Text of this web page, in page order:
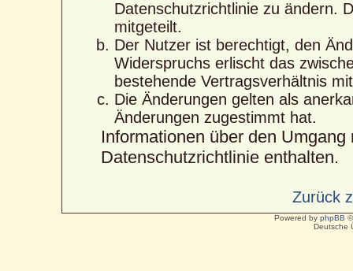
Datenschutzrichtlinie zu ändern.
mitgeteilt.
Der Nutzer ist berechtigt, den
Widerspruchs erlischt das
bestehende Vertragsverhältnis
Die Änderungen gelten als
Änderungen zugestimmt hat.
Informationen über den
Datenschutzrichtlinie enthalten.
Zurück
Powered by phpBB
Deutsche